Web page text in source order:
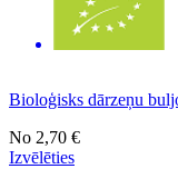
Bioloģisks dārzeņu
No 2,70 €
Izvēlēties